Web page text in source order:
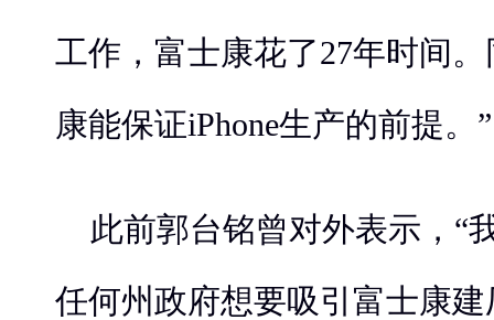
工作，富士康花了27年时间
康能保证iPhone生产的前提。”
此前郭台铭曾对外表示，“
任何州政府想要吸引富士康